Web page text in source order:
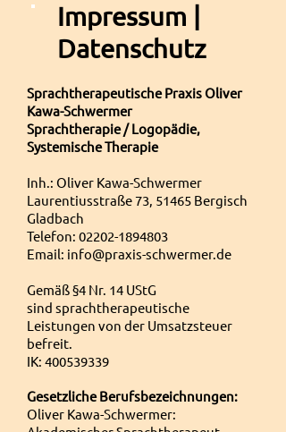
Impressum |
Datenschutz
Sprachtherapeutische Praxis Oliver
Kawa-Schwermer
Sprachtherapie / Logopädie,
Systemische Therapie
Inh.: Oliver Kawa-Schwermer
Laurentiusstraße 73, 51465 Bergisch
Gladbach
Telefon: 02202-1894803
Email: info@praxis-schwermer.de
Gemäß §4 Nr. 14 UStG
sind sprachtherapeutische
Leistungen von der Umsatzsteuer
befreit.
IK: 400539339
Gesetzliche Berufsbezeichnungen:
Oliver Kawa-Schwermer: